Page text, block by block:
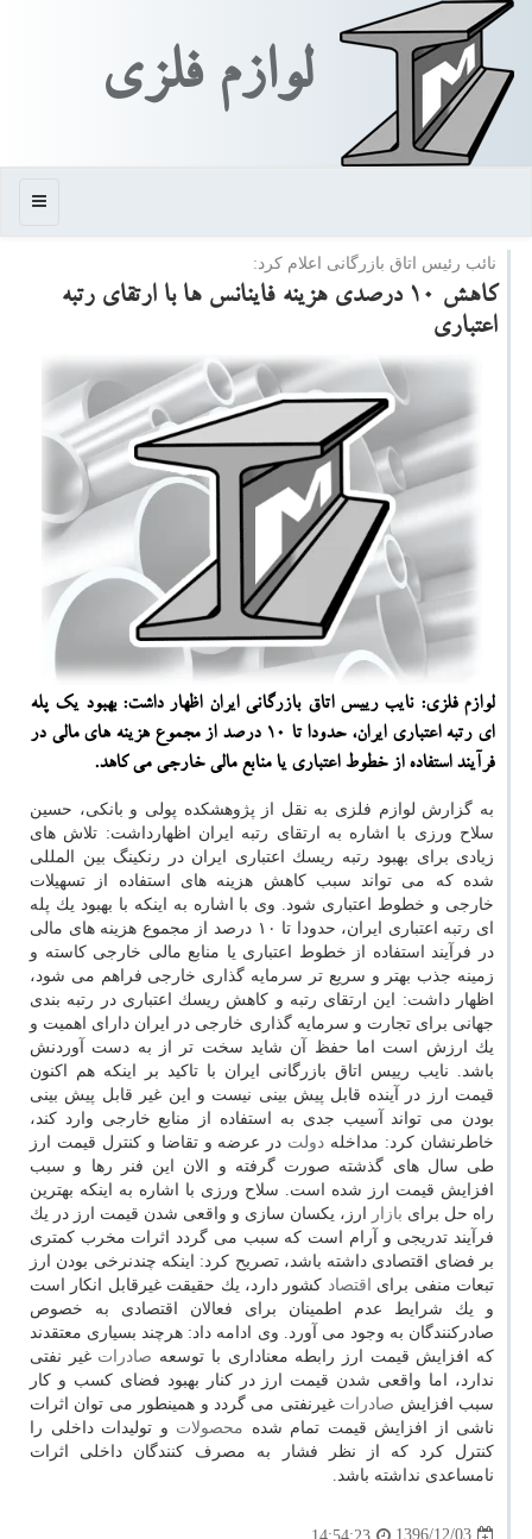
لوازم فلزی
منو
نائب رئیس اتاق بازرگانی اعلام كرد:
كاهش ۱۰ درصدی هزینه فاینانس ها با ارتقای رتبه
اعتباری
لوازم فلزی: نایب رییس اتاق بازرگانی ایران اظهار داشت: بهبود یك پله
ای رتبه اعتباری ایران، حدودا تا ۱۰ درصد از مجموع هزینه های مالی در
فرآیند استفاده از خطوط اعتباری یا منابع مالی خارجی می كاهد.
به گزارش لوازم فلزی به نقل از پژوهشكده پولی و بانكی، حسین
سلاح ورزی با اشاره به ارتقای رتبه ایران اظهارداشت: تلاش های
زیادی برای بهبود رتبه ریسك اعتباری ایران در رنكینگ بین المللی
شده كه می تواند سبب كاهش هزینه های استفاده از تسهیلات
خارجی و خطوط اعتباری شود. وی با اشاره به اینكه با بهبود یك پله
ای رتبه اعتباری ایران، حدودا تا ۱۰ درصد از مجموع هزینه های مالی
در فرآیند استفاده از خطوط اعتباری یا منابع مالی خارجی كاسته و
زمینه جذب بهتر و سریع تر سرمایه گذاری خارجی فراهم می شود،
اظهار داشت: این ارتقای رتبه و كاهش ریسك اعتباری در رتبه بندی
جهانی برای تجارت و سرمایه گذاری خارجی در ایران دارای اهمیت و
یك ارزش است اما حفظ آن شاید سخت تر از به دست آوردنش
باشد. نایب رییس اتاق بازرگانی ایران با تاكید بر اینكه هم اكنون
قیمت ارز در آینده قابل پیش بینی نیست و این غیر قابل پیش بینی
بودن می تواند آسیب جدی به استفاده از منابع خارجی وارد كند،
خاطرنشان كرد: مداخله دولت در عرضه و تقاضا و كنترل قیمت ارز
طی سال های گذشته صورت گرفته و الان این فنر رها و سبب
افزایش قیمت ارز شده است. سلاح ورزی با اشاره به اینكه بهترین
راه حل برای بازار
ارز، یكسان سازی و واقعی شدن قیمت ارز در یك
فرآیند تدریجی و آرام است كه سبب می گردد اثرات مخرب كمتری
بر فضای اقتصادی داشته باشد، تصریح كرد: اینكه چندنرخی بودن ارز
تبعات منفی برای
اقتصاد كشور دارد، یك حقیقت غیرقابل انكار است
و یك شرایط عدم اطمینان برای فعالان اقتصادی به خصوص
صادركنندگان به وجود می آورد. وی ادامه داد: هرچند بسیاری معتقدند
كه افزایش قیمت ارز رابطه معناداری با توسعه صادرات غیر نفتی
ندارد، اما واقعی شدن قیمت ارز در كنار بهبود فضای كسب و كار
سبب افزایش صادرات غیرنفتی می گردد و همینطور می توان اثرات
ناشی از افزایش قیمت تمام شده محصولات و تولیدات داخلی را
كنترل كرد كه از نظر فشار به مصرف كنندگان داخلی اثرات
نامساعدی نداشته باشد.
1396/12/03